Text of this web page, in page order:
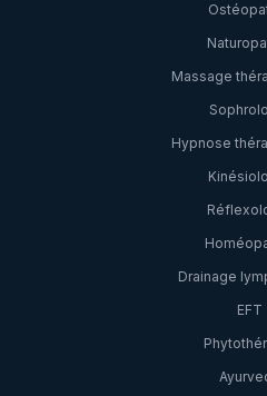
Massage
Hypnose
Drainage
EFT